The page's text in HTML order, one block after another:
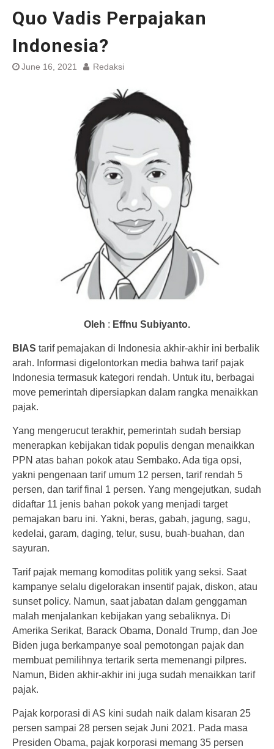
Quo Vadis Perpajakan
Indonesia?
June 16, 2021 Redaksi
Oleh : Effnu Subiyanto.
BIAS tarif pemajakan di Indonesia akhir-akhir ini berbalik
arah. Informasi digelontorkan media bahwa tarif pajak
Indonesia termasuk kategori rendah. Untuk itu, berbagai
move pemerintah dipersiapkan dalam rangka menaikkan
pajak.
Yang mengerucut terakhir, pemerintah sudah bersiap
menerapkan kebijakan tidak populis dengan menaikkan
PPN atas bahan pokok atau Sembako. Ada tiga opsi,
yakni pengenaan tarif umum 12 persen, tarif rendah 5
persen, dan tarif final 1 persen. Yang mengejutkan, sudah
didaftar 11 jenis bahan pokok yang menjadi target
pemajakan baru ini. Yakni, beras, gabah, jagung, sagu,
kedelai, garam, daging, telur, susu, buah-buahan, dan
sayuran.
Tarif pajak memang komoditas politik yang seksi. Saat
kampanye selalu digelorakan insentif pajak, diskon, atau
sunset policy. Namun, saat jabatan dalam genggaman
malah menjalankan kebijakan yang sebaliknya. Di
Amerika Serikat, Barack Obama, Donald Trump, dan Joe
Biden juga berkampanye soal pemotongan pajak dan
membuat pemilihnya tertarik serta memenangi pilpres.
Namun, Biden akhir-akhir ini juga sudah menaikkan tarif
pajak.
Pajak korporasi di AS kini sudah naik dalam kisaran 25
persen sampai 28 persen sejak Juni 2021. Pada masa
Presiden Obama, pajak korporasi memang 35 persen